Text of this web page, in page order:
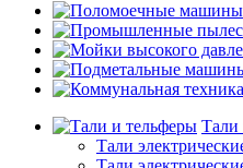
Тали
Тали